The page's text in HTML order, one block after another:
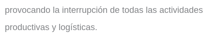
provocando la interrupción de todas las actividades
productivas y logísticas.